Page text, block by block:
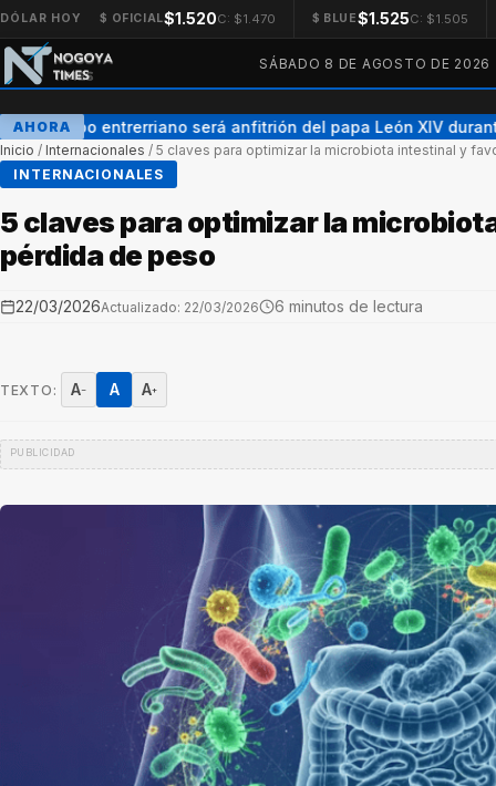
DÓLAR HOY $ OFICIAL$1.520C: $1.470 $ BLUE$1.525C: $1.505
SÁBADO 8 DE AGOSTO DE 2026
AHORA
Un obispo entrerriano será anfitrión del papa León XIV
Inicio / Internacionales / 5 claves para optimizar la microbiota intestinal y
INTERNACIONALES
5 claves para optimizar la
pérdida de peso
22/03/2026Actualizado: 22/03/2026 6 minutos de lectura
TEXTO: A− A A+